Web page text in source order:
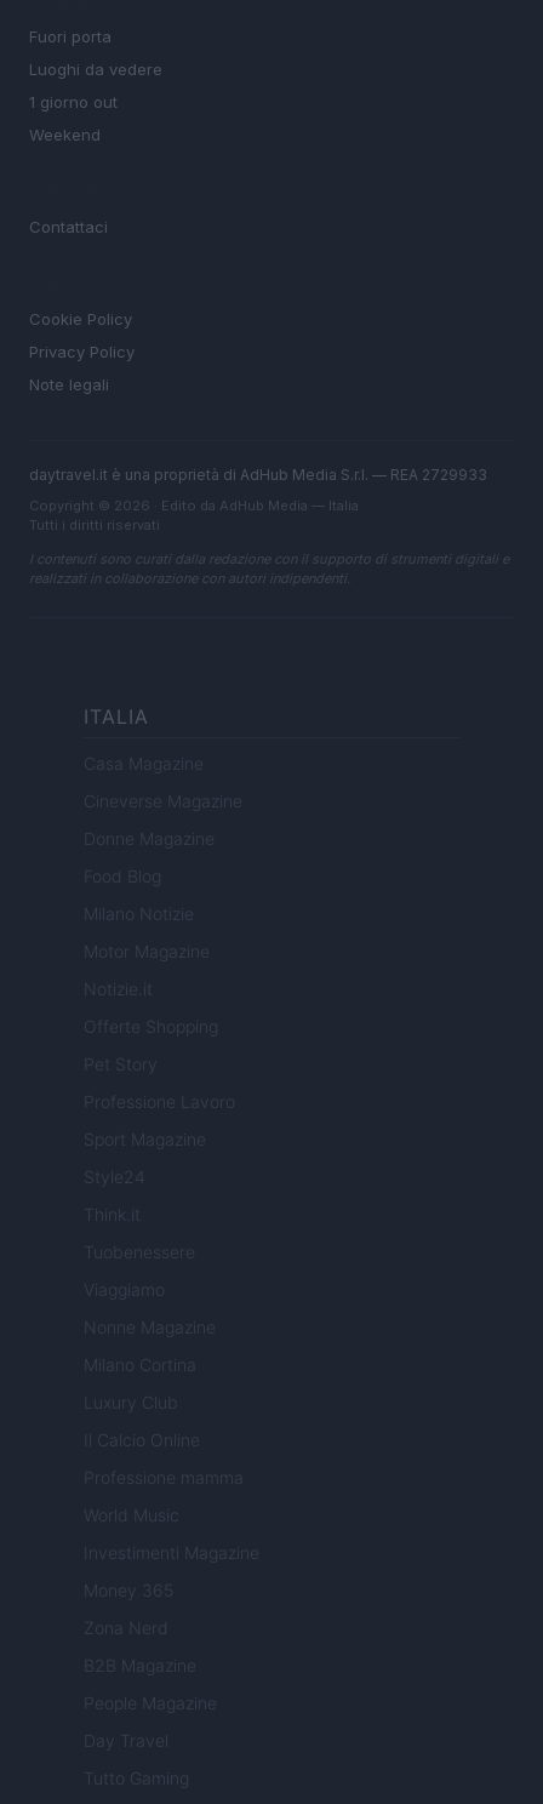
Fuori porta
Luoghi da vedere
1 giorno out
Weekend
Contattaci
Cookie Policy
Privacy Policy
Note legali
daytravel.it è una proprietà di AdHub Media S.r.l. — REA 2729933
Copyright © 2026 · Edito da AdHub Media — Italia
Tutti i diritti riservati
I contenuti sono curati dalla redazione con il supporto di strumenti digitali e
realizzati in collaborazione con autori indipendenti.
ITALIA
Casa Magazine
Cineverse Magazine
Donne Magazine
Food Blog
Milano Notizie
Motor Magazine
Notizie.it
Offerte Shopping
Pet Story
Professione Lavoro
Sport Magazine
Style24
Think.it
Tuobenessere
Viaggiamo
Nonne Magazine
Milano Cortina
Luxury Club
Il Calcio Online
Professione mamma
World Music
Investimenti Magazine
Money 365
Zona Nerd
B2B Magazine
People Magazine
Day Travel
Tutto Gaming